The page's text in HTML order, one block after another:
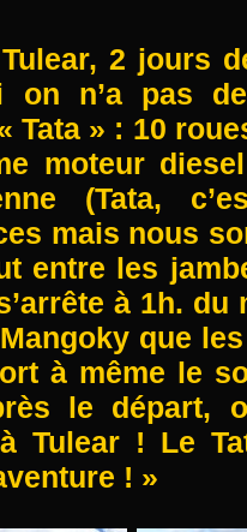
2 jours
on n’a pas
Tata » : 10
moteur
(Tata,
mais nous
entre les
à 1h.
que
à même le
le départ,
Tulear ! Le
! »